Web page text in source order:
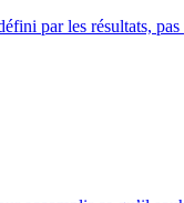
par les résultats,